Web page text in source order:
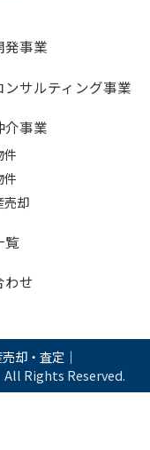
発事業
ンサルティング事業
介事業
件
件
売却
覧
わせ
却・査定｜
All Rights Reserved.